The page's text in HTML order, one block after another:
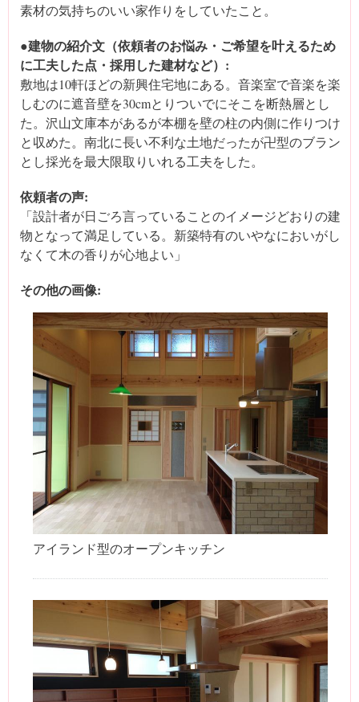
素材の気持ちのいい家作りをしていたこと。
●建物の紹介文（依頼者のお悩み・ご希望を叶えるため
に工夫した点・採用した建材など）:
敷地は10軒ほどの新興住宅地にある。音楽室で音楽を楽
しむのに遮音壁を30cmとりついでにそこを断熱層とし
た。沢山文庫本があるが本棚を壁の柱の内側に作りつけ
と収めた。南北に長い不利な土地だったが卍型のブラン
とし採光を最大限取りいれる工夫をした。
依頼者の声:
「設計者が日ごろ言っていることのイメージどおりの建
物となって満足している。新築特有のいやなにおいがし
なくて木の香りが心地よい」
その他の画像:
アイランド型のオープンキッチン